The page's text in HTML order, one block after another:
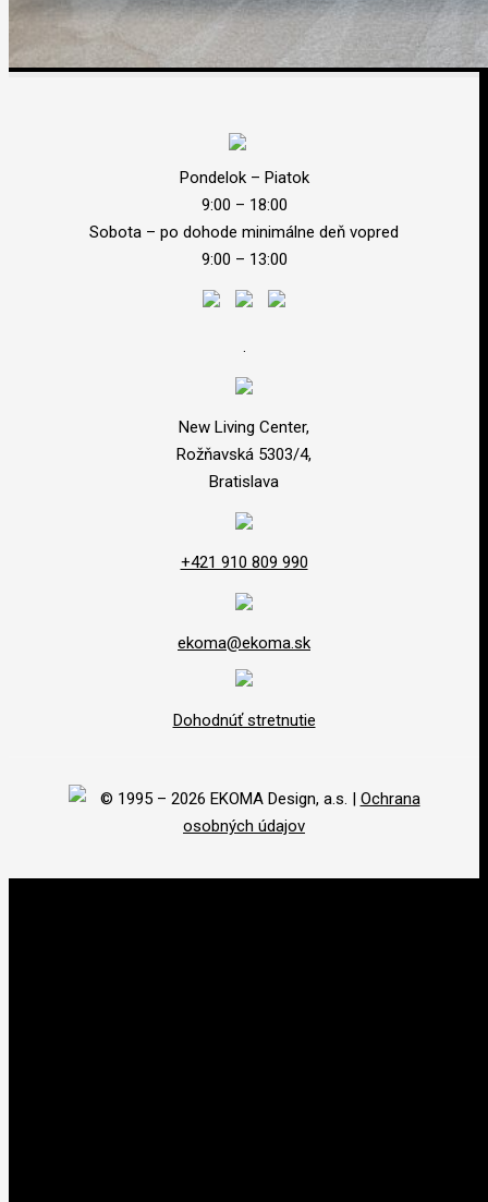
Pondelok – Piatok
9:00 – 18:00
Sobota – po dohode minimálne deň vopred
9:00 – 13:00
.
New Living Center,
Rožňavská 5303/4,
Bratislava
+421 910 809 990
ekoma@ekoma.sk
Dohodnúť stretnutie
© 1995 – 2026 EKOMA Design, a.s. | Ochrana
osobných údajov